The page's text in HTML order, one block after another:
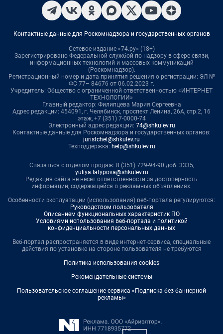
Контактные данные для Роскомнадзора и государственных органов
Сетевое издание «74.ру» (18+)
Зарегистрировано Федеральной службой по надзору в сфере связи,
информационных технологий и массовых коммуникаций
(Роскомнадзор).
Регистрационный номер и дата принятия решения о регистрации: ЭЛ №
ФС 77– 84676 от 06.02.2023 г.
Учредитель: Общество с ограниченной ответственностью «ИНТЕРНЕТ
ТЕХНОЛОГИИ»
Главный редактор: Филипцева Мария Сергеевна
Адрес редакции: 454091, г. Челябинск, проспект Ленина, 26А, стр.2, 16
этаж, +7 (351) 7-0000-74
Электронный адрес редакции: 74@shkulev.ru
Контактные данные для Роскомнадзора и государственных органов:
juristchel@shkulev.ru
Техподдержка: help@shkulev.ru
Связаться с отделом продаж: 8 (351) 729-94-90 доб. 3335,
yuliya.latypova@shkulev.ru
Редакция сайта не несет ответственности за достоверность
информации, содержащейся в рекламных объявлениях.
Особенности эксплуатации (использования) веб-портала регулируются:
Руководством пользователя
Описанием функциональных характеристик ПО
Условиями использования веб-портала и политикой
конфиденциальности персональных данных
Веб-портал распространяется в виде интернет-сервиса, специальные
действия по установке на стороне пользователя не требуются
Политика использования cookies
Рекомендательные системы
Пользовательское соглашение сервиса «Подписка без баннерной
рекламы»